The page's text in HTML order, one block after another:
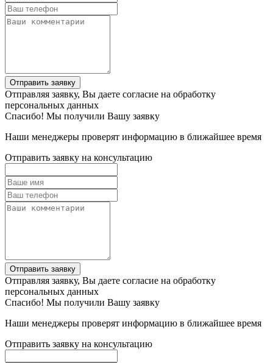
Отправить заявку
Отправляя заявку, Вы даете согласие на обработку
персональных данных
Спасибо! Мы получили Вашу заявку
Наши менеджеры проверят информацию в ближайшее время
Отправить заявку на консультацию
Отправить заявку
Отправляя заявку, Вы даете согласие на обработку
персональных данных
Спасибо! Мы получили Вашу заявку
Наши менеджеры проверят информацию в ближайшее время
Отправить заявку на консультацию